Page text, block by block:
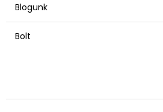
Blogunk
Bolt